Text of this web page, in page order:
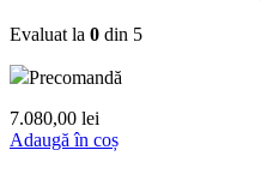
Evaluat la 0 din 5
Precomandă
7.080,00 lei
Adaugă în coș